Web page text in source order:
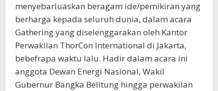
menyebarluaskan beragam ide/pemikiran yang
berharga kepada seluruh dunia, dalam acara
Gathering yang diselenggarakan oleh Kantor
Perwakilan ThorCon International di Jakarta,
bebefrapa waktu lalu. Hadir dalam acara ini
anggota Dewan Energi Nasional, Wakil
Gubernur Bangka Belitung hingga perwakilan